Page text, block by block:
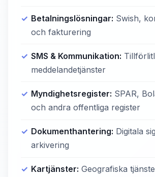
Betalningslösningar: Swish,
och fakturering
SMS & Kommunikation:
meddelandetjänster
Myndighetsregister: SPAR,
och andra offentliga register
Dokumenthantering: Digitala
arkivering
Kartjänster: Geografiska